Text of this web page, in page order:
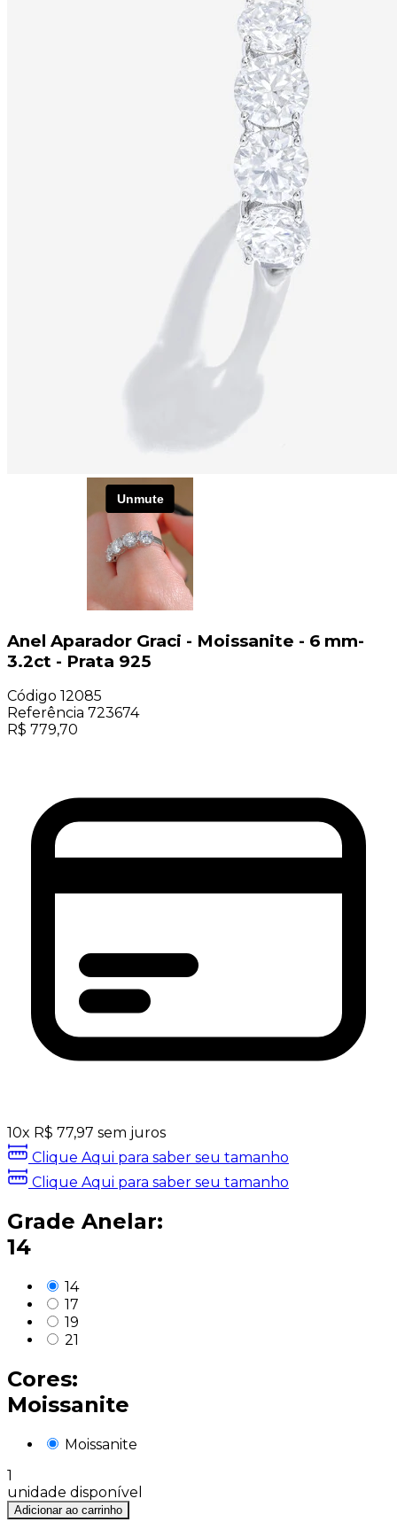
Anel Aparador Graci - Moissanite - 6 mm-
3.2ct - Prata 925
Código 12085
Referência 723674
R$ 779,70
10x R$ 77,97 sem juros
Clique Aqui para saber seu tamanho
Clique Aqui para saber seu tamanho
Grade Anelar:
14
14
17
19
21
Cores:
Moissanite
Moissanite
1
unidade disponível
Adicionar ao carrinho